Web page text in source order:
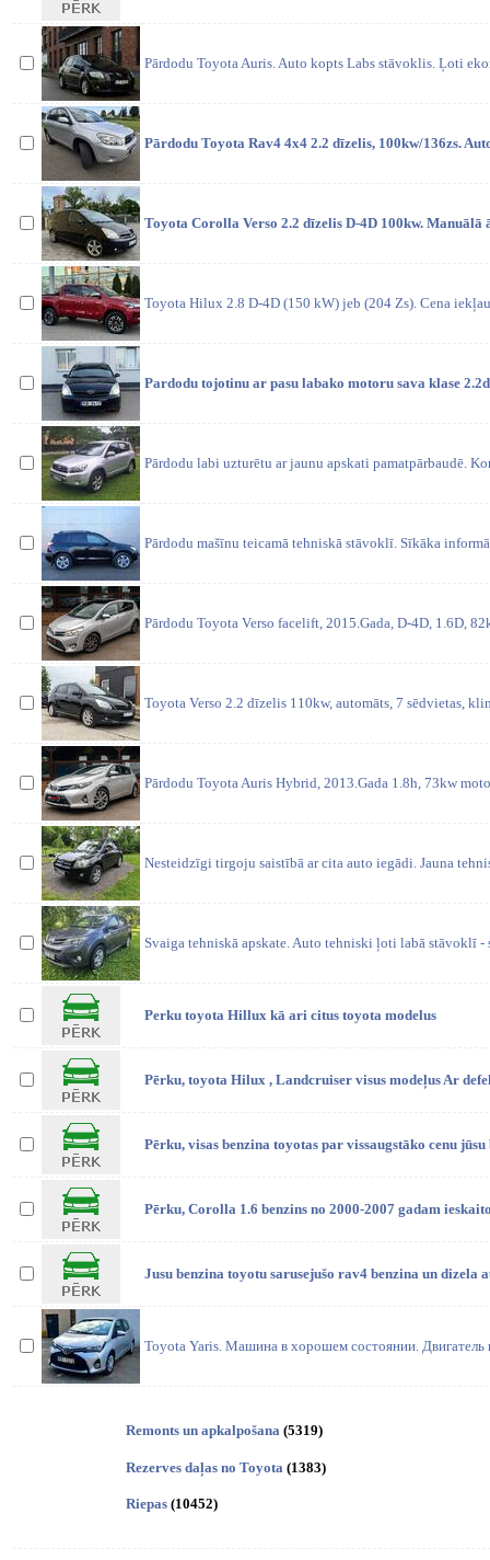
Pārdodu Toyota Auris. Auto kopts Labs stāvoklis. Ļoti
Pārdodu Toyota Rav4 4x4 2.2 dīzelis, 100kw/136zs.
Toyota Corolla Verso 2.2 dīzelis D-4D 100kw.
Toyota Hilux 2.8 D-4D (150 kW) jeb (204 Zs). Cena
Pardodu tojotinu ar pasu labako motoru sava klase
Pārdodu labi uzturētu ar jaunu apskati pamatpārbaudē.
Pārdodu mašīnu teicamā tehniskā stāvoklī. Sīkāka
Pārdodu Toyota Verso facelift, 2015.Gada, D-4D, 1.6D,
Toyota Verso 2.2 dīzelis 110kw, automāts, 7 sēdvietas,
Pārdodu Toyota Auris Hybrid, 2013.Gada 1.8h, 73kw
Nesteidzīgi tirgoju saistībā ar cita auto iegādi. Jauna
Svaiga tehniskā apskate. Auto tehniski ļoti labā stāvoklī -
Perku toyota Hillux kā ari citus toyota modelus
Pērku, toyota Hilux , Landcruiser visus modeļus Ar
Pērku, visas benzina toyotas par vissaugstāko cenu
Pērku, Corolla 1.6 benzins no 2000-2007 gadam
Jusu benzina toyotu sarusejušo rav4 benzina un dizela
Toyota Yaris. Машина в хорошем состоянии. Двигатель
Remonts un apkalpošana (5319)
Rezerves daļas no Toyota (1383)
Riepas (10452)